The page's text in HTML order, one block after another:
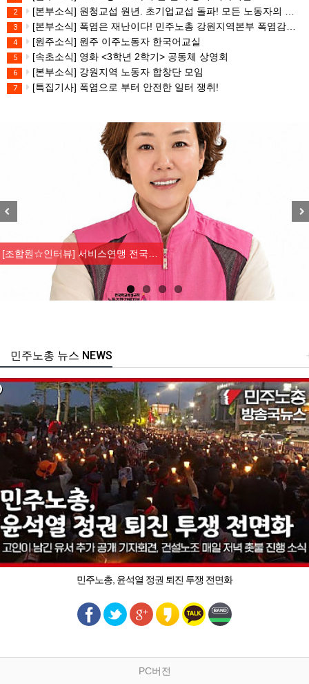
2 [본부소식] 원청교섭 원년. 초기업교섭 돌파! 모든 노동자의 노동기본권 쟁취! 민주노총 7.15 총파업대회
3 [본부소식] 폭염은 재난이다! 민주노총 강원지역본부 폭염감시단 선포 기자회견
4 [원주소식] 원주 이주노동자 한국어교실
5 [속초소식] 영화 <3학년 2학기> 공동체 상영회
6 [본부소식] 강원지역 노동자 합창단 모임
7 [특집기사] 폭염으로 부터 안전한 일터 쟁취!
[조합원☆인터뷰] 서비스연맹 전국…
주노총 뉴스 NEWS
민주노총, 윤석열 정권 퇴진 투쟁 전면화
PC버전